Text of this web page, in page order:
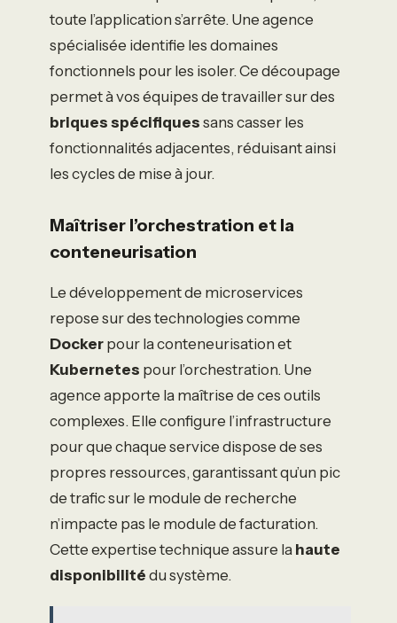
toute l’application s’arrête. Une agence
spécialisée identifie les domaines
fonctionnels pour les isoler. Ce découpage
permet à vos équipes de travailler sur des
briques spécifiques sans casser les
fonctionnalités adjacentes, réduisant ainsi
les cycles de mise à jour.
Maîtriser l’orchestration et la
conteneurisation
Le développement de microservices
repose sur des technologies comme
Docker pour la conteneurisation et
Kubernetes pour l’orchestration. Une
agence apporte la maîtrise de ces outils
complexes. Elle configure l’infrastructure
pour que chaque service dispose de ses
propres ressources, garantissant qu’un pic
de trafic sur le module de recherche
n’impacte pas le module de facturation.
Cette expertise technique assure la haute
disponibilité du système.